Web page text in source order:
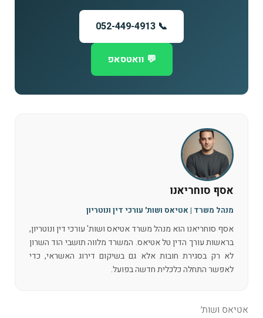
📞 052-449-4913
💬 וואטסאפ
אסף סוחריאנו
מנהל משרד | אטיאס ושות' עורכי דין ונוטריון
אסף סוחריאנו הוא מנהל משרד אטיאס ושות' עורכי דין ונוטריון,
בראשות עורך הדין טל אטיאס. המשרד מלווה תושבי הוד השרון
לא רק בסגירת חובות אלא גם בשיקום דירוג האשראי, כדי
לאפשר התחלה כלכלית חדשה בפועל.
אטיאס ושות׳